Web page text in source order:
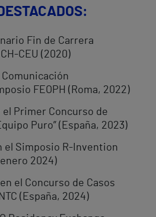
Fin de Carrera
CEU (2020)
Comunicación
FEOPH (Roma, 2022)
Primer Concurso de
Puro” (España, 2023)
el Simposio R-Invention
2024)
el Concurso de Casos
(España, 2024)